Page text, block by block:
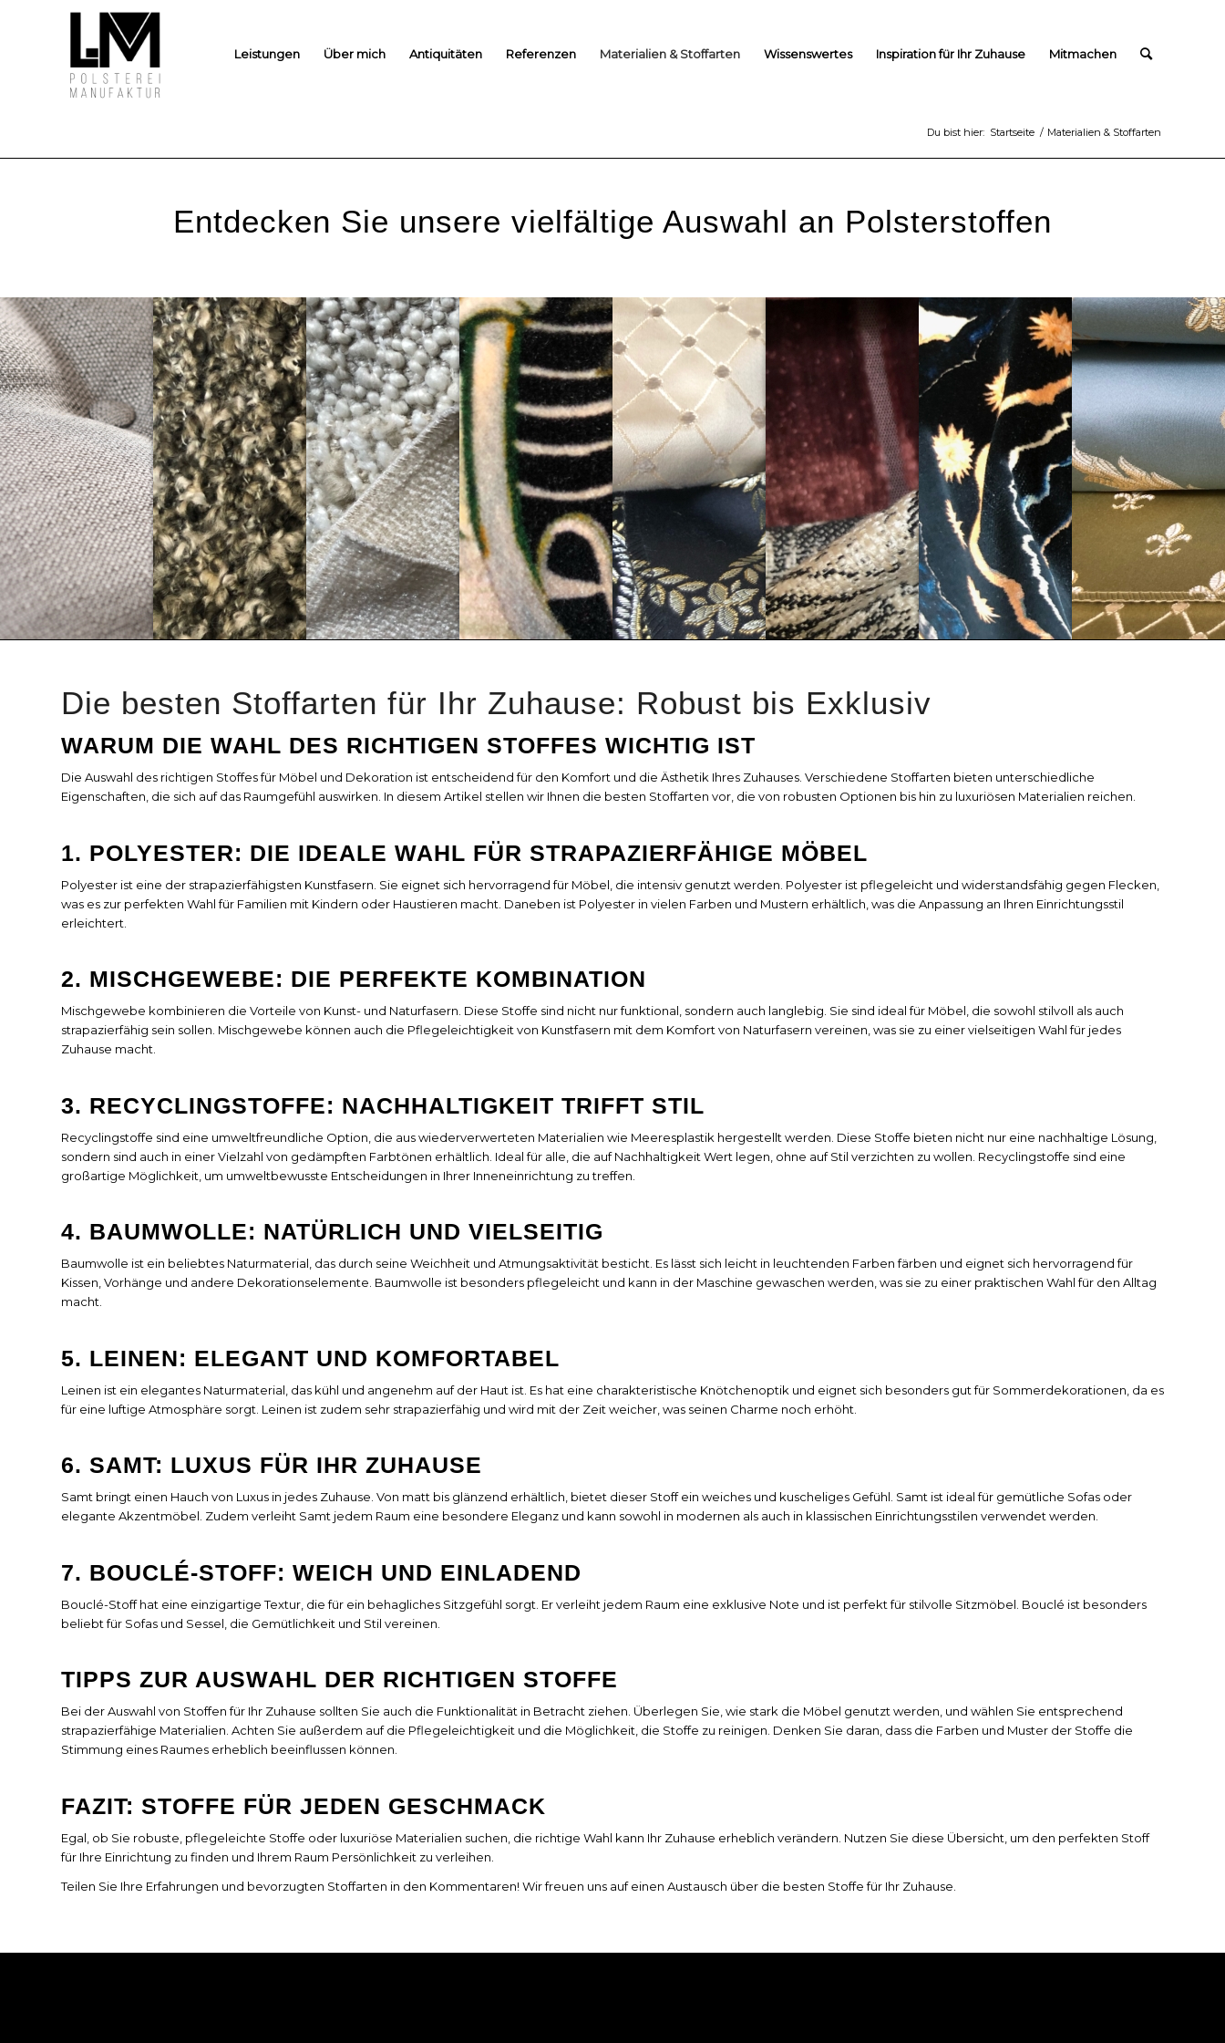
Leistungen Über mich Antiquitäten Referenzen Materialien & Stoffarten Wissenswertes Inspiration für Ihr Zuhause Mitmachen
Du bist hier: Startseite / Materialien & Stoffarten
Entdecken Sie unsere vielfältige Auswahl an Polsterstoffen
Die besten Stoffarten für Ihr Zuhause: Robust bis Exklusiv
WARUM DIE WAHL DES RICHTIGEN STOFFES WICHTIG IST
Die Auswahl des richtigen Stoffes für Möbel und Dekoration ist entscheidend für den Komfort und die Ästhetik Ihres Zuhauses. Verschiedene Stoffarten bieten unterschiedliche
Eigenschaften, die sich auf das Raumgefühl auswirken. In diesem Artikel stellen wir Ihnen die besten Stoffarten vor, die von robusten Optionen bis hin zu luxuriösen Materialien reichen.
1. POLYESTER: DIE IDEALE WAHL FÜR STRAPAZIERFÄHIGE MÖBEL
Polyester ist eine der strapazierfähigsten Kunstfasern. Sie eignet sich hervorragend für Möbel, die intensiv genutzt werden. Polyester ist pflegeleicht und widerstandsfähig gegen Flecken,
was es zur perfekten Wahl für Familien mit Kindern oder Haustieren macht. Daneben ist Polyester in vielen Farben und Mustern erhältlich, was die Anpassung an Ihren Einrichtungsstil
erleichtert.
2. MISCHGEWEBE: DIE PERFEKTE KOMBINATION
Mischgewebe kombinieren die Vorteile von Kunst- und Naturfasern. Diese Stoffe sind nicht nur funktional, sondern auch langlebig. Sie sind ideal für Möbel, die sowohl stilvoll als auch
strapazierfähig sein sollen. Mischgewebe können auch die Pflegeleichtigkeit von Kunstfasern mit dem Komfort von Naturfasern vereinen, was sie zu einer vielseitigen Wahl für jedes
Zuhause macht.
3. RECYCLINGSTOFFE: NACHHALTIGKEIT TRIFFT STIL
Recyclingstoffe sind eine umweltfreundliche Option, die aus wiederverwerteten Materialien wie Meeresplastik hergestellt werden. Diese Stoffe bieten nicht nur eine nachhaltige Lösung,
sondern sind auch in einer Vielzahl von gedämpften Farbtönen erhältlich. Ideal für alle, die auf Nachhaltigkeit Wert legen, ohne auf Stil verzichten zu wollen. Recyclingstoffe sind eine
großartige Möglichkeit, um umweltbewusste Entscheidungen in Ihrer Inneneinrichtung zu treffen.
4. BAUMWOLLE: NATÜRLICH UND VIELSEITIG
Baumwolle ist ein beliebtes Naturmaterial, das durch seine Weichheit und Atmungsaktivität besticht. Es lässt sich leicht in leuchtenden Farben färben und eignet sich hervorragend für
Kissen, Vorhänge und andere Dekorationselemente. Baumwolle ist besonders pflegeleicht und kann in der Maschine gewaschen werden, was sie zu einer praktischen Wahl für den Alltag
macht.
5. LEINEN: ELEGANT UND KOMFORTABEL
Leinen ist ein elegantes Naturmaterial, das kühl und angenehm auf der Haut ist. Es hat eine charakteristische Knötchenoptik und eignet sich besonders gut für Sommerdekorationen, da es
für eine luftige Atmosphäre sorgt. Leinen ist zudem sehr strapazierfähig und wird mit der Zeit weicher, was seinen Charme noch erhöht.
6. SAMT: LUXUS FÜR IHR ZUHAUSE
Samt bringt einen Hauch von Luxus in jedes Zuhause. Von matt bis glänzend erhältlich, bietet dieser Stoff ein weiches und kuscheliges Gefühl. Samt ist ideal für gemütliche Sofas oder
elegante Akzentmöbel. Zudem verleiht Samt jedem Raum eine besondere Eleganz und kann sowohl in modernen als auch in klassischen Einrichtungsstilen verwendet werden.
7. BOUCLÉ-STOFF: WEICH UND EINLADEND
Bouclé-Stoff hat eine einzigartige Textur, die für ein behagliches Sitzgefühl sorgt. Er verleiht jedem Raum eine exklusive Note und ist perfekt für stilvolle Sitzmöbel. Bouclé ist besonders
beliebt für Sofas und Sessel, die Gemütlichkeit und Stil vereinen.
TIPPS ZUR AUSWAHL DER RICHTIGEN STOFFE
Bei der Auswahl von Stoffen für Ihr Zuhause sollten Sie auch die Funktionalität in Betracht ziehen. Überlegen Sie, wie stark die Möbel genutzt werden, und wählen Sie entsprechend
strapazierfähige Materialien. Achten Sie außerdem auf die Pflegeleichtigkeit und die Möglichkeit, die Stoffe zu reinigen. Denken Sie daran, dass die Farben und Muster der Stoffe die
Stimmung eines Raumes erheblich beeinflussen können.
FAZIT: STOFFE FÜR JEDEN GESCHMACK
Egal, ob Sie robuste, pflegeleichte Stoffe oder luxuriöse Materialien suchen, die richtige Wahl kann Ihr Zuhause erheblich verändern. Nutzen Sie diese Übersicht, um den perfekten Stoff
für Ihre Einrichtung zu finden und Ihrem Raum Persönlichkeit zu verleihen.
Teilen Sie Ihre Erfahrungen und bevorzugten Stoffarten in den Kommentaren! Wir freuen uns auf einen Austausch über die besten Stoffe für Ihr Zuhause.